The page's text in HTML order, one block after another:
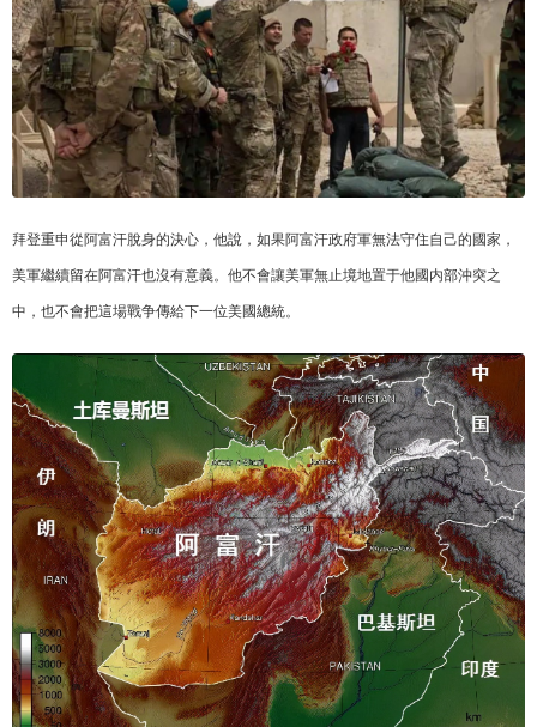
拜登重申從阿富汗脫身的決心，他說，如果阿富汗政府軍無法守住自己的國家，
美軍繼續留在阿富汗也沒有意義。他不會讓美軍無止境地置于他國内部沖突之
中，也不會把這場戰争傳給下一位美國總統。